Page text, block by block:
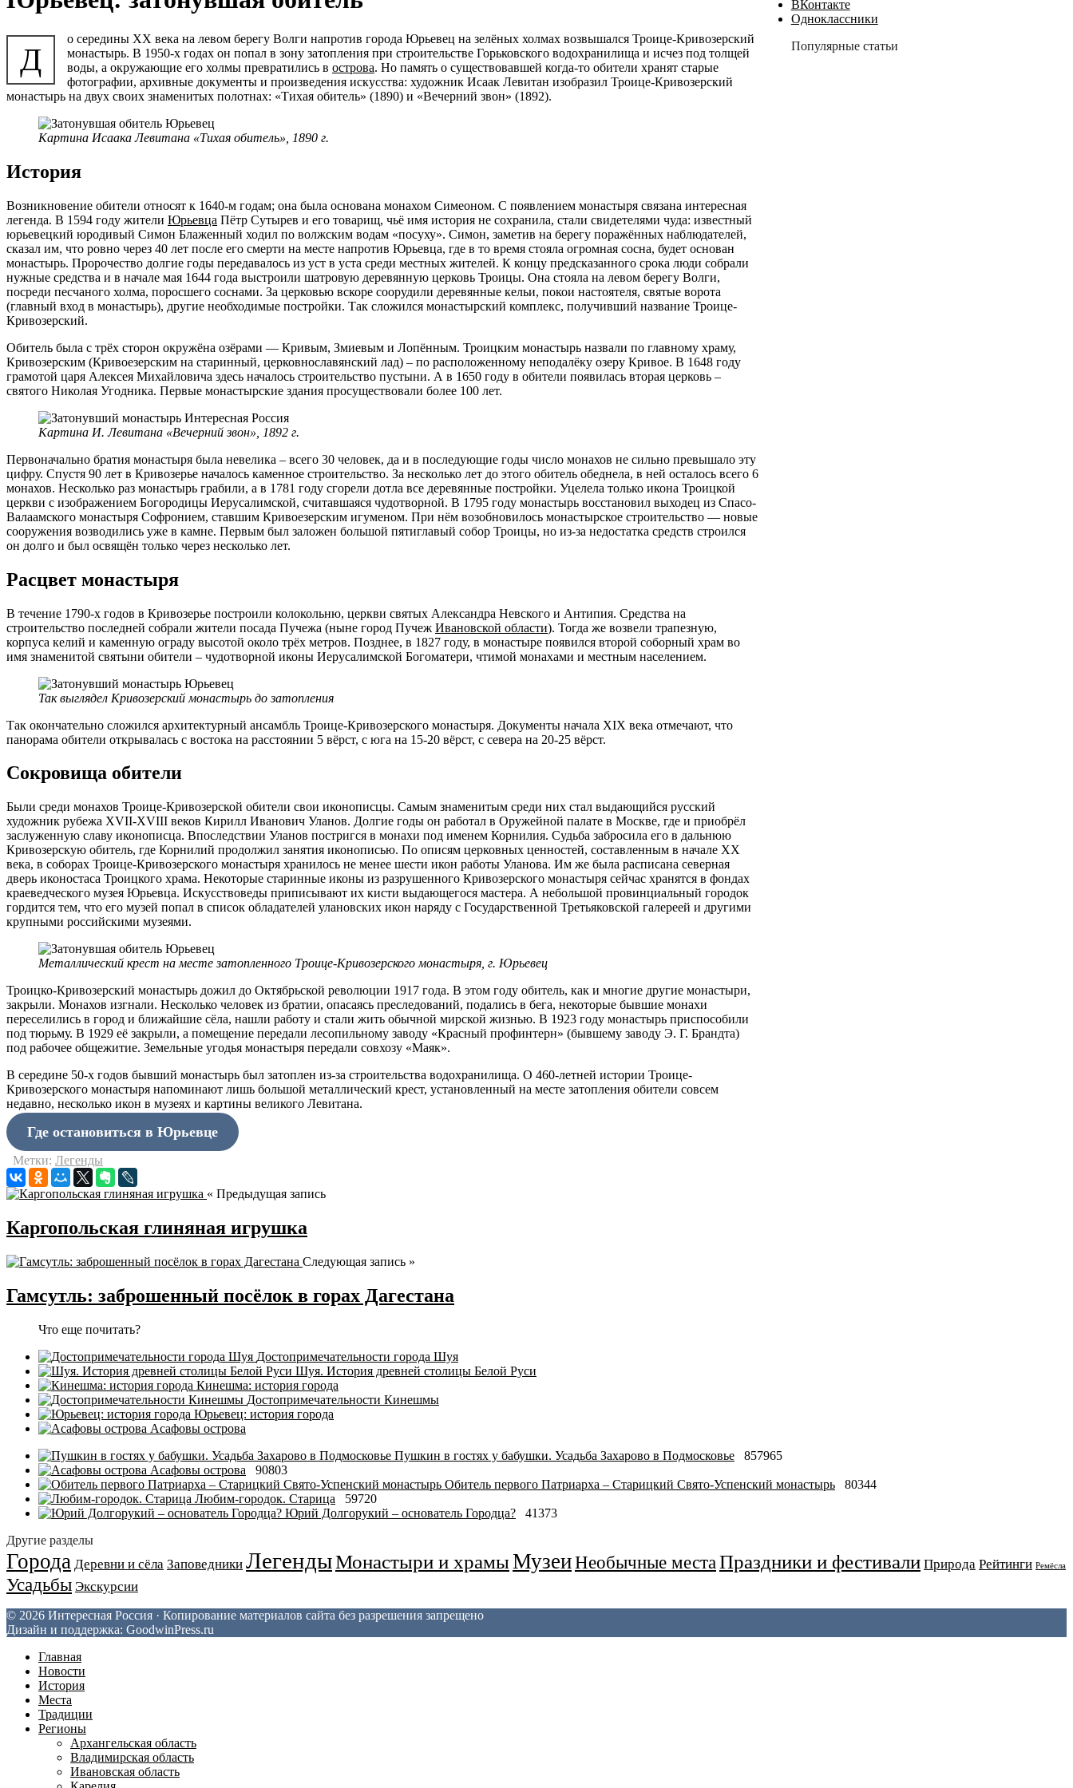
Д
о середины XX века на левом берегу Волги напротив города Юрьевец на зелёных холмах возвышался Троице-Кривозерский
монастырь. В 1950-х годах он попал в зону затопления при строительстве Горьковского водохранилища и исчез под толщей
воды, а окружающие его холмы превратились в острова. Но память о существовавшей когда-то обители хранят старые
фотографии, архивные документы и произведения искусства: художник Исаак Левитан изобразил Троице-Кривозерский
монастырь на двух своих знаменитых полотнах: «Тихая обитель» (1890) и «Вечерний звон» (1892).
Картина Исаака Левитана «Тихая обитель», 1890 г.
История
Возникновение обители относят к 1640-м годам; она была основана монахом Симеоном. С появлением монастыря связана интересная
легенда. В 1594 году жители Юрьевца Пётр Сутырев и его товарищ, чьё имя история не сохранила, стали свидетелями чуда: известный
юрьевецкий юродивый Симон Блаженный ходил по волжским водам «посуху». Симон, заметив на берегу поражённых наблюдателей,
сказал им, что ровно через 40 лет после его смерти на месте напротив Юрьевца, где в то время стояла огромная сосна, будет основан
монастырь. Пророчество долгие годы передавалось из уст в уста среди местных жителей. К концу предсказанного срока люди собрали
нужные средства и в начале мая 1644 года выстроили шатровую деревянную церковь Троицы. Она стояла на левом берегу Волги,
посреди песчаного холма, поросшего соснами. За церковью вскоре соорудили деревянные кельи, покои настоятеля, святые ворота
(главный вход в монастырь), другие необходимые постройки. Так сложился монастырский комплекс, получивший название Троице-
Кривозерский.
Обитель была с трёх сторон окружёна озёрами — Кривым, Змиевым и Лопённым. Троицким монастырь назвали по главному храму,
Кривозерским (Кривоезерским на старинный, церковнославянский лад) – по расположенному неподалёку озеру Кривое. В 1648 году
грамотой царя Алексея Михайловича здесь началось строительство пустыни. А в 1650 году в обители появилась вторая церковь –
святого Николая Угодника. Первые монастырские здания просуществовали более 100 лет.
Картина И. Левитана «Вечерний звон», 1892 г.
Первоначально братия монастыря была невелика – всего 30 человек, да и в последующие годы число монахов не сильно превышало эту
цифру. Спустя 90 лет в Кривозерье началось каменное строительство. За несколько лет до этого обитель обеднела, в ней осталось всего 6
монахов. Несколько раз монастырь грабили, а в 1781 году сгорели дотла все деревянные постройки. Уцелела только икона Троицкой
церкви с изображением Богородицы Иерусалимской, считавшаяся чудотворной. В 1795 году монастырь восстановил выходец из Спасо-
Валаамского монастыря Софронием, ставшим Кривоезерским игуменом. При нём возобновилось монастырское строительство — новые
сооружения возводились уже в камне. Первым был заложен большой пятиглавый собор Троицы, но из-за недостатка средств строился
он долго и был освящён только через несколько лет.
Расцвет монастыря
В течение 1790-х годов в Кривозерье построили колокольню, церкви святых Александра Невского и Антипия. Средства на
строительство последней собрали жители посада Пучежа (ныне город Пучеж Ивановской области). Тогда же возвели трапезную,
корпуса келий и каменную ограду высотой около трёх метров. Позднее, в 1827 году, в монастыре появился второй соборный храм во
имя знаменитой святыни обители – чудотворной иконы Иерусалимской Богоматери, чтимой монахами и местным населением.
Так выглядел Кривозерский монастырь до затопления
Так окончательно сложился архитектурный ансамбль Троице-Кривозерского монастыря. Документы начала XIX века отмечают, что
панорама обители открывалась с востока на расстоянии 5 вёрст, с юга на 15-20 вёрст, с севера на 20-25 вёрст.
Сокровища обители
Были среди монахов Троице-Кривозерской обители свои иконописцы. Самым знаменитым среди них стал выдающийся русский
художник рубежа XVII-XVIII веков Кирилл Иванович Уланов. Долгие годы он работал в Оружейной палате в Москве, где и приобрёл
заслуженную славу иконописца. Впоследствии Уланов постригся в монахи под именем Корнилия. Судьба забросила его в дальнюю
Кривозерскую обитель, где Корнилий продолжил занятия иконописью. По описям церковных ценностей, составленным в начале ХХ
века, в соборах Троице-Кривозерского монастыря хранилось не менее шести икон работы Уланова. Им же была расписана северная
дверь иконостаса Троицкого храма. Некоторые старинные иконы из разрушенного Кривозерского монастыря сейчас хранятся в фондах
краеведческого музея Юрьевца. Искусствоведы приписывают их кисти выдающегося мастера. А небольшой провинциальный городок
гордится тем, что его музей попал в список обладателей улановских икон наряду с Государственной Третьяковской галереей и другими
крупными российскими музеями.
Металлический крест на месте затопленного Троице-Кривозерского монастыря, г. Юрьевец
Троицко-Кривозерский монастырь дожил до Октябрьской революции 1917 года. В этом году обитель, как и многие другие монастыри,
закрыли. Монахов изгнали. Несколько человек из братии, опасаясь преследований, подались в бега, некоторые бывшие монахи
переселились в город и ближайшие сёла, нашли работу и стали жить обычной мирской жизнью. В 1923 году монастырь приспособили
под тюрьму. В 1929 её закрыли, а помещение передали лесопильному заводу «Красный профинтерн» (бывшему заводу Э. Г. Брандта)
под рабочее общежитие. Земельные угодья монастыря передали совхозу «Маяк».
В середине 50-х годов бывший монастырь был затоплен из-за строительства водохранилища. О 460-летней истории Троице-
Кривозерского монастыря напоминают лишь большой металлический крест, установленный на месте затопления обители совсем
недавно, несколько икон в музеях и картины великого Левитана.
Где остановиться в Юрьевце
Метки: Легенды
« Предыдущая запись
Каргопольская глиняная игрушка
Следующая запись »
Гамсутль: заброшенный посёлок в горах Дагестана
Что еще почитать?
Достопримечательности города Шуя
Шуя. История древней столицы Белой Руси
Кинешма: история города
Достопримечательности Кинешмы
Юрьевец: история города
Асафовы острова
ВКонтакте
Одноклассники
Популярные статьи
Пушкин в гостях у бабушки. Усадьба Захарово в Подмосковье
857965
Асафовы острова
90803
Обитель первого Патриарха – Старицкий Свято-Успенский монастырь
80344
Любим-городок. Старица
59720
Юрий Долгорукий – основатель Городца?
41373
Другие разделы
Города Деревни и сёла Заповедники ЛегендыМонастыри и храмыМузеиНеобычные местаПраздники и фестивали Природа Рейтинги Ремёсла
Усадьбы Экскурсии
© 2026 Интересная Россия · Копирование материалов сайта без разрешения запрещено
Дизайн и поддержка: GoodwinPress.ru
Главная
Новости
История
Места
Традиции
Регионы
Архангельская область
Владимирская область
Ивановская область